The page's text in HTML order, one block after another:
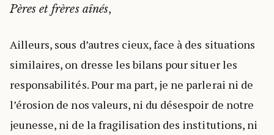
Pères et frères aînés,
Ailleurs, sous d’autres cieux, face à des situations
similaires, on dresse les bilans pour situer les
responsabilités. Pour ma part, je ne parlerai ni de
l’érosion de nos valeurs, ni du désespoir de notre
jeunesse, ni de la fragilisation des institutions, ni